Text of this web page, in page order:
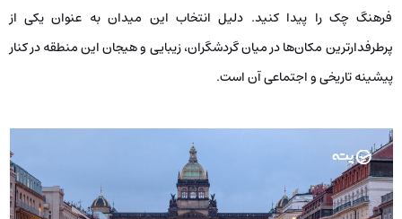
فرهنگ چک را پیدا کنید. دلیل انتخاب این میدان به عنوان یکی از
پرطرفدارترین مکان‌ها در میان گردشگران، زیبایی و هیجان این منطقه در کنار
پیشینه تاریخی و اجتماعی آن است.